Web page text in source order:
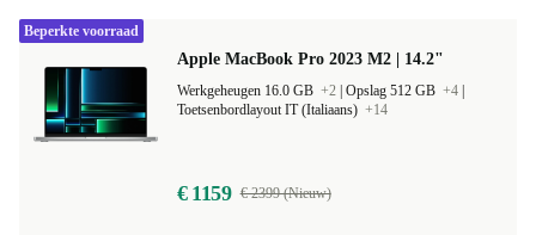
Apple MacBook Pro 2023 M2 | 14.2"
Werkgeheugen 16.0 GB +2 Opslag 512 GB +4
Toetsenbordlayout IT (Italiaans) +14
€ 1159 € 2399 (Nieuw)
Beperkte voorraad